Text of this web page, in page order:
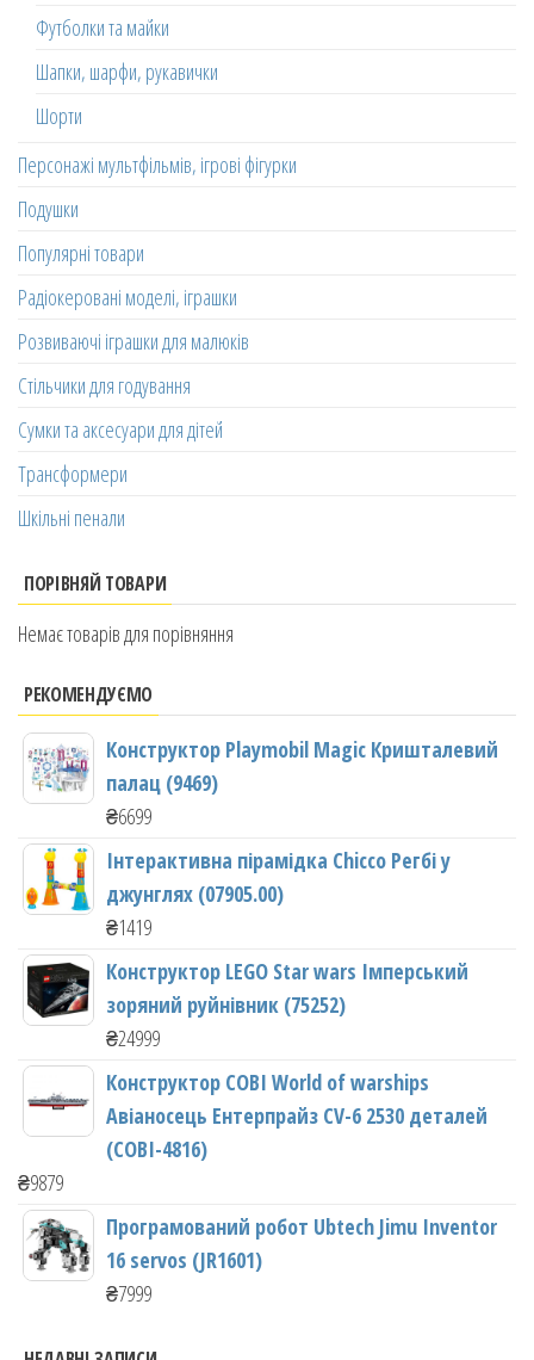
Футболки та майки
Шапки, шарфи, рукавички
Шорти
Персонажі мультфільмів, ігрові фігурки
Подушки
Популярні товари
Радіокеровані моделі, іграшки
Розвиваючі іграшки для малюків
Стільчики для годування
Сумки та аксесуари для дітей
Трансформери
Шкільні пенали
ПОРІВНЯЙ ТОВАРИ
Немає товарів для порівняння
РЕКОМЕНДУЄМО
Конструктор Playmobil Magic Кришталевий
палац (9469)
₴6699
Інтерактивна пірамідка Chicco Регбі у
джунглях (07905.00)
₴1419
Конструктор LEGO Star wars Імперський
зоряний руйнівник (75252)
₴24999
Конструктор COBI World of warships
Авіаносець Ентерпрайз CV-6 2530 деталей
(COBI-4816)
₴9879
Програмований робот Ubtech Jimu Inventor
16 servos (JR1601)
₴7999